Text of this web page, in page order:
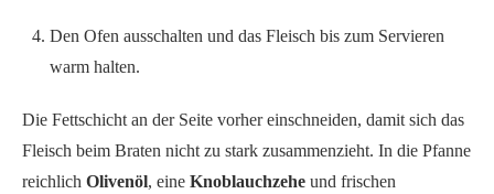
Den Ofen ausschalten und das Fleisch bis zum Servieren
warm halten.
Die Fettschicht an der Seite vorher einschneiden, damit sich das
Fleisch beim Braten nicht zu stark zusammenzieht. In die Pfanne
reichlich Olivenöl, eine Knoblauchzehe und frischen